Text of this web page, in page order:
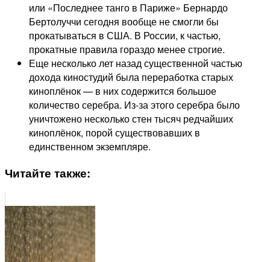
или «Последнее танго в Париже» Бернардо
Бертолуччи сегодня вообще не смогли бы
прокатываться в США. В России, к частью,
прокатные правила гораздо менее строгие.
Еще несколько лет назад существенной частью
дохода киностудий была переработка старых
киноплёнок — в них содержится большое
количество серебра. Из-за этого серебра было
уничтожено несколько стен тысяч редчайших
киноплёнок, порой существовавших в
единственном экземпляре.
Читайте также: